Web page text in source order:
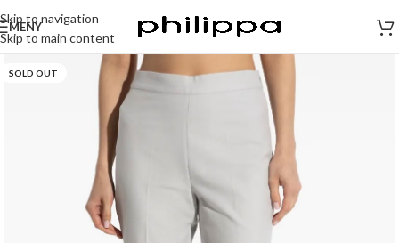
Skip to navigation
Skip to main content
MENY
SOLD OUT